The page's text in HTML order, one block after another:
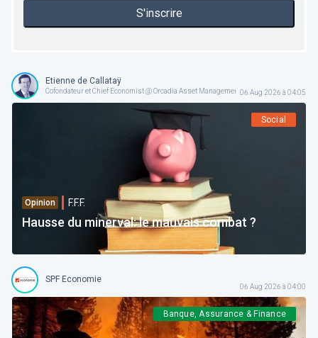
S'inscrire
Etienne de Callataÿ
Cofondateur et Chief Economist @ Orcadia Asset Management06 Aug 2026 à 04:05
Social
Opinion F.F.F.
Hausse du minerval: le mauvais combat ?
SPF Economie
06 Aug 2026 à 04:00
Banque, Assurance & Finance